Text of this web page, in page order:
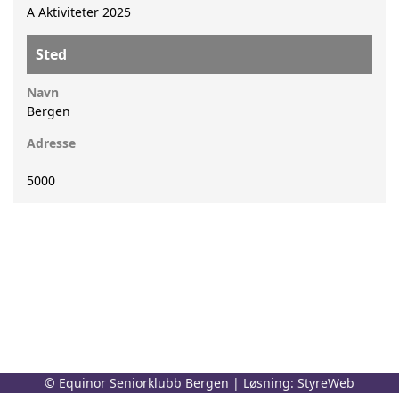
A Aktiviteter 2025
Sted
Navn
Bergen
Adresse
5000
© Equinor Seniorklubb Bergen | Løsning: StyreWeb